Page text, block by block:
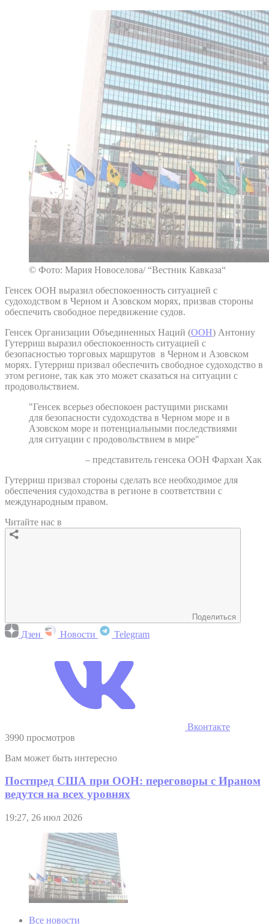
© Фото: Мария Новоселова/ “Вестник Кавказа“
Генсек ООН выразил обеспокоенность ситуацией с
судоходством в Черном и Азовском морях, призвав стороны
обеспечить свободное передвижение судов.
Генсек Организации Объединенных Наций (ООН) Антониу
Гутерриш выразил обеспокоенность ситуацией с
безопасностью торговых маршрутов в Черном и Азовском
морях. Гутерриш призвал обеспечить свободное судоходство в
этом регионе, так как это может сказаться на ситуации с
продовольствием.
"Генсек всерьез обеспокоен растущими рисками
для безопасности судоходства в Черном море и в
Азовском море и потенциальными последствиями
для ситуации с продовольствием в мире"
– представитель генсека ООН Фархан Хак
Гутерриш призвал стороны сделать все необходимое для
обеспечения судоходства в регионе в соответствии с
международным правом.
Читайте нас в
Поделиться
Дзен Новости Telegram
Вконтакте
3990 просмотров
Вам может быть интересно
Постпред США при ООН: переговоры с Ираном
ведутся на всех уровнях
19:27, 26 июл 2026
Все новости